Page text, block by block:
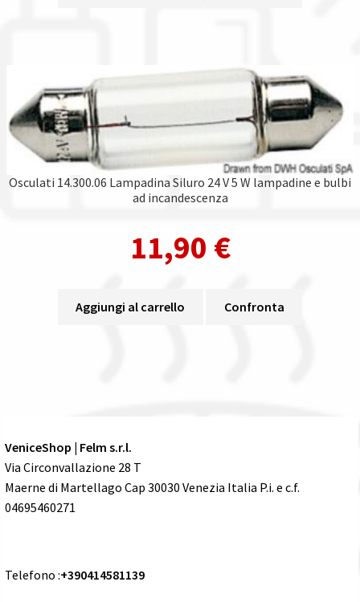
Osculati 14.300.06 Lampadina Siluro 24 V 5 W lampadine e bulbi
ad incandescenza
11,90 €
Aggiungi al carrello Confronta
VeniceShop | Felm s.r.l.
Via Circonvallazione 28 T
Maerne di Martellago Cap 30030 Venezia Italia P.i. e c.f.
04695460271
Telefono :+390414581139